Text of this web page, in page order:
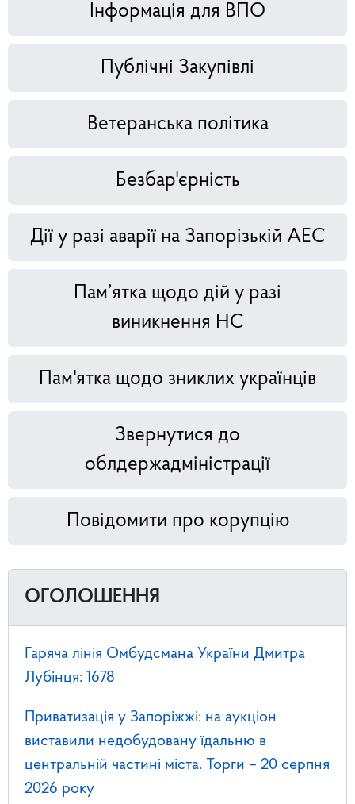
Інформація для ВПО
Публічні Закупівлі
Ветеранська політика
Безбар'єрність
Дії у разі аварії на Запорізькій АЕС
Пам’ятка щодо дій у разі
виникнення НС
Пам'ятка щодо зниклих українців
Звернутися до
облдержадміністрації
Повідомити про корупцію
ОГОЛОШЕННЯ
Гаряча лінія Омбудсмана України Дмитра
Лубінця: 1678
Приватизація у Запоріжжі: на аукціон
виставили недобудовану їдальню в
центральній частині міста. Торги – 20 серпня
2026 року